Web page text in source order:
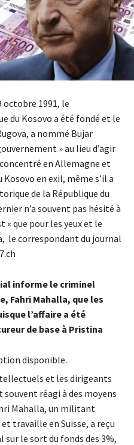
octobre 1991, le
du Kosovo a été fondé et le
a nommé Bujar
» au lieu d’agir
en Allemagne et
en exil, même s’il a
de la République du
n’a souvent pas hésité à
« que pour les yeux et le
le correspondant du journal
informe le criminel
Fahri Mahalla, que les
l’affaire a été
de base à Pristina
et les dirigeants
réagi à des moyens
Mahalla, un militant
travaille en Suisse, a reçu
sur le sort du fonds des 3%,